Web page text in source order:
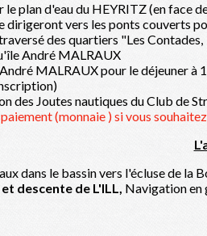
plan d'eau du HEYRITZ (en face
dirigeront vers les ponts couverts
des quartiers "Les
André MALRAUX
MALRAUX pour le déjeuner à
des Joutes nautiques du Club de
(monnaie ) si vous
dans le bassin vers l'écluse de la
descente de L'ILL, Navigation en